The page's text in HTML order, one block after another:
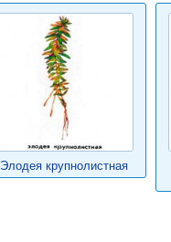
Элодея крупнолистная